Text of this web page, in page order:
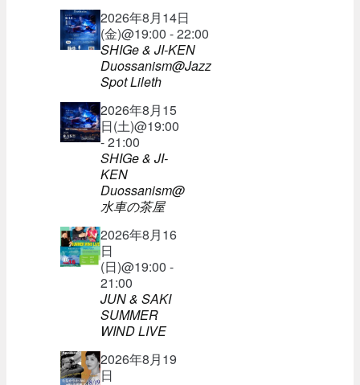
2026年8月14日
(金)@19:00 - 22:00
SHIGe & JI-KEN
Duossanism@Jazz
Spot Lileth
2026年8月15
日(土)@19:00
- 21:00
SHIGe & JI-
KEN
Duossanism@
水車の茶屋
2026年8月16
日
(日)@19:00 -
21:00
JUN & SAKI
SUMMER
WIND LIVE
2026年8月19
日